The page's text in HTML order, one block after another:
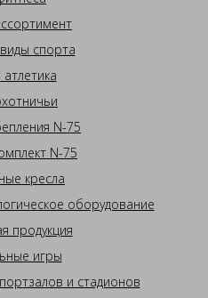
спорта
атлетика
N-75
N-75
кресла
оборудование
продукция
игры
и стадионов